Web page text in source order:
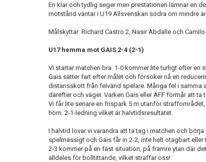
En klar och tydlig seger men prestationen lämnar en
motstånd väntar i U19 Allsvenskan södra om mindre
Målskyttar: Richard Castro 2, Nasir Abdalle och
U17 hemma mot GAIS 2-4 (2-1)
Vi startar matchen bra. 1-0 kommer lite turligt efter en
Gais sätter fart efter målet och försöker nå en
distansskott från felvänd spelare. Många fel i samma
därefter och väger. Varken Gais eller ÄFF förmår att ta
Vi får lite senare en frispark 5 m utanför
hörn. 2-1-ledning vilket är halvtidsresultatet.
I halvtid lovar vi varandra att ta tag i matchen och
spelmässigt och Gais får in 2-2, inte helt otagbart
2-3 kommer på en fast situation, på främre ytan där
alldeles för bolltittande, vilket straffar oss!